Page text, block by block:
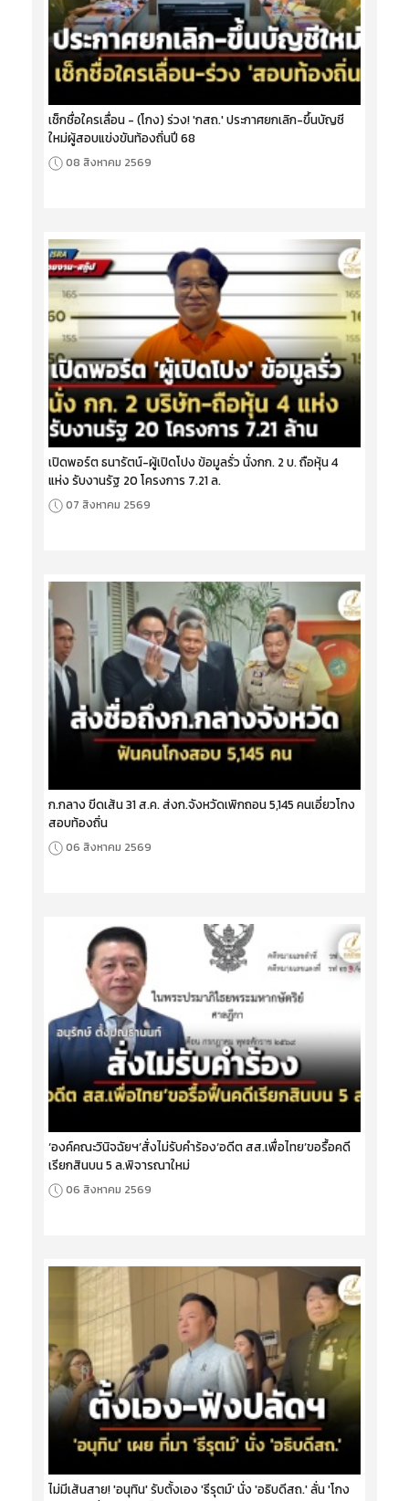
เช็กชื่อใครเลื่อน - (โกง) ร่วง! 'กสถ.' ประกาศยกเลิก-ขึ้นบัญชี
ใหม่ผู้สอบแข่งขันท้องถิ่นปี 68
08 สิงหาคม 2569
เปิดพอร์ต ธนารัตน์-ผู้เปิดโปง ข้อมูลรั่ว นั่งกก. 2 บ. ถือหุ้น 4
แห่ง รับงานรัฐ 20 โครงการ 7.21 ล.
07 สิงหาคม 2569
ก.กลาง ขีดเส้น 31 ส.ค. ส่งก.จังหวัดเพิกถอน 5,145 คนเอี่ยวโกง
สอบท้องถิ่น
06 สิงหาคม 2569
‘องค์คณะวินิจฉัยฯ’สั่งไม่รับคำร้อง‘อดีต สส.เพื่อไทย’ขอรื้อคดี
เรียกสินบน 5 ล.พิจารณาใหม่
06 สิงหาคม 2569
ไม่มีเส้นสาย! 'อนุทิน' รับตั้งเอง 'ธีรุตม์' นั่ง 'อธิบดีสถ.' ลั่น 'โกง